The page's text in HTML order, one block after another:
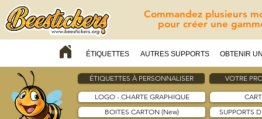
Commandez plusieurs
pour créer une
ÉTIQUETTES AUTRES SUPPORTS OBTENIR
ÉTIQUETTES À PERSONNALISER VOTRE
LOGO - CHARTE GRAPHIQUE
BOITES CARTON (New)
SUPPORTS